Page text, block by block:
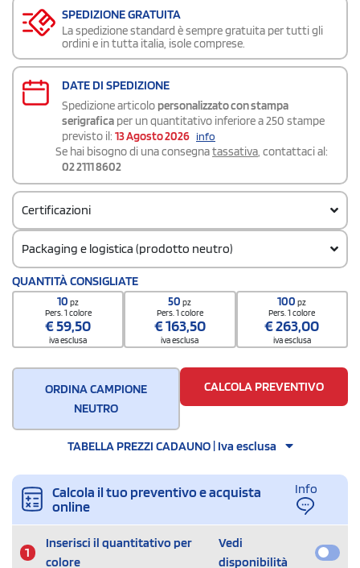
SPEDIZIONE GRATUITA
La spedizione standard è sempre gratuita per tutti gli
ordini e in tutta italia, isole comprese.
DATE DI SPEDIZIONE
Spedizione articolo personalizzato con stampa
serigrafica per un quantitativo inferiore a 250 stampe
previsto il: 13 Agosto 2026 info
Se hai bisogno di una consegnatassativa, contattaci al:
02 2111 8602
Certificazioni
Packaging e logistica (prodotto neutro)
Codice doganale
6109 9020
Quantità per confezione
Quantità per scatola
100
QUANTITÀ CONSIGLIATE
10pz
Pers. 1 colore
€59,50
iva esclusa
50pz
Pers. 1 colore
€163,50
iva esclusa
100pz
Pers. 1 colore
€263,00
iva esclusa
ORDINA CAMPIONE
NEUTRO
CALCOLA PREVENTIVO
TABELLA PREZZI CADAUNO | Iva esclusa
Calcola il tuo preventivo e acquista
online
Info
1
Inserisci il quantitativo per
colore
Vedi
disponibilità